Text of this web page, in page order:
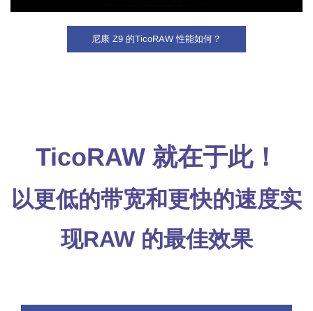
尼康 Z9 的TicoRAW 性能如何？
TicoRAW 就在于此！
以更低的带宽和更快的速度实
现RAW 的最佳效果